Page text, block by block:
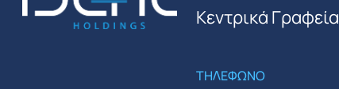
Κεντρικά Γραφεία
ΤΗΛΕΦΩΝΟ